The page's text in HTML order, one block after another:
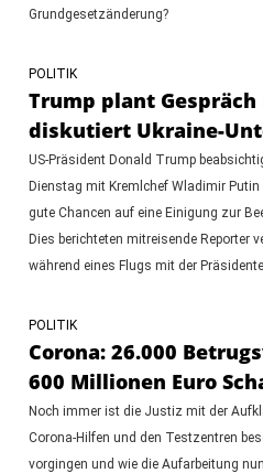
Grundgesetzänderung?
POLITIK
Trump plant Gespräch
diskutiert Ukraine-
US-Präsident Donald Trump
Dienstag mit Kremlchef Wladimir
gute Chancen auf eine Einigung zur
Dies berichteten mitreisende Reporter
während eines Flugs mit der
POLITIK
Corona: 26.000
600 Millionen Euro
Noch immer ist die Justiz mit der
Corona-Hilfen und den Testzentren
vorgingen und wie die Aufarbeitung